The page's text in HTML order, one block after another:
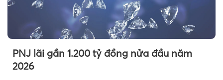
PNJ lãi gần 1.200 tỷ đồng nửa đầu năm
2026